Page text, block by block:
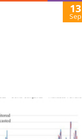
13
Sep